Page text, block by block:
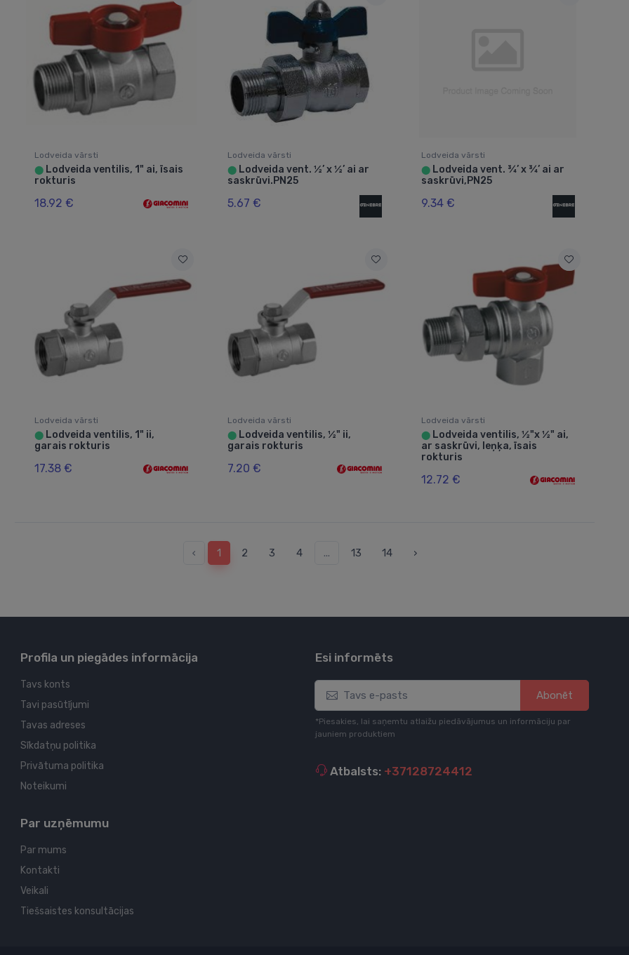
Lodveida vārsti
⬤ Lodveida ventilis, 1" ai, īsais
rokturis
18.92 €
Lodveida vārsti
⬤ Lodveida vent. ½’ x ½’ ai ar
saskrūvi.PN25
5.67 €
Lodveida vārsti
⬤Lodveida vent. ¾’ x ¾’ ai ar
saskrūvi,PN25
9.34 €
Lodveida vārsti
⬤ Lodveida ventilis, 1" ii,
garais rokturis
17.38 €
Lodveida vārsti
⬤ Lodveida ventilis, ½" ii,
garais rokturis
7.20 €
Lodveida vārsti
⬤Lodveida ventilis, ½"x ½" ai,
ar saskrūvi, leņķa, īsais
rokturis
12.72 €
‹ 1 2 3 4 ... 13 14 ›
Profila un piegādes informācija
Tavs konts
Tavi pasūtījumi
Tavas adreses
Sīkdatņu politika
Privātuma politika
Noteikumi
Par uzņēmumu
Par mums
Kontakti
Veikali
Tiešsaistes konsultācijas
Esi informēts
Abonēt
*Piesakies, lai saņemtu atlaižu piedāvājumus un informāciju par
jauniem produktiem
Atbalsts: +37128724412